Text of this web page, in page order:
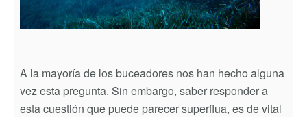
A la mayoría de los buceadores nos han hecho alguna
vez esta pregunta. Sin embargo, saber responder a
esta cuestión que puede parecer superflua, es de vital